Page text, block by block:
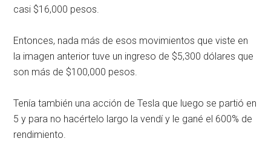
casi $16,000 pesos.
Entonces, nada más de esos movimientos que viste en
la imagen anterior tuve un ingreso de $5,300 dólares que
son más de $100,000 pesos.
Tenía también una acción de Tesla que luego se partió en
5 y para no hacértelo largo la vendí y le gané el 600% de
rendimiento.